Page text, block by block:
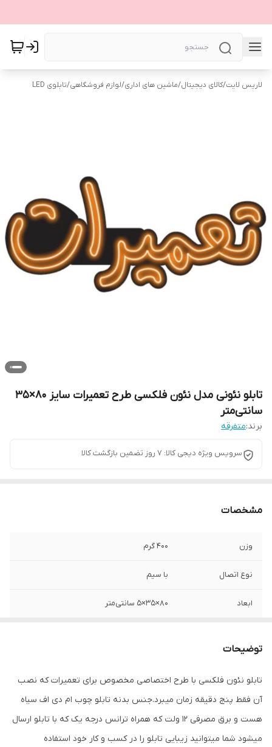
لاریس لایت/کالای دیجیتال/ماشین های اداری/لوازم فروشگاهی/تابلوی LED
تابلو نئونی مدل نئون فلکسی طرح تعمیرات سایز ۸۰×۳۵
سانتی‌متر
برند:متفرقه
سرویس ویژه دیجی کالا: 7 روز تضمین بازگشت کالا
مشخصات
وزن 400 گرم
نوع اتصال با سیم
ابعاد 80×35×5 سانتی‌متر
توضیحات
تابلو نئون فلکسی با طرح اختصاصی مخصوص برای تعمیرات که نصب
آن فقط پنج دقیقه زمان میبرد.جنس بدنه تابلو چوب ام دی اف سیاه
هست و برق مصرفی 12 ولت که همراه ترانس درجه یک که با تابلو ارسال
میشود شما میتوانید زیبایی تابلو را در کسب و کار خود استفاده